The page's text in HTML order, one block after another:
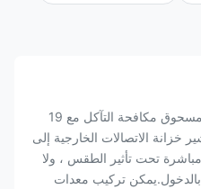
مجلس الوزراء جبل القطب طلاء مسحوق مكافحة التآكل مع 19
الاتصالات الخارجية إلى
تحت تأثير الطقس ، ولا
تركيب معدات